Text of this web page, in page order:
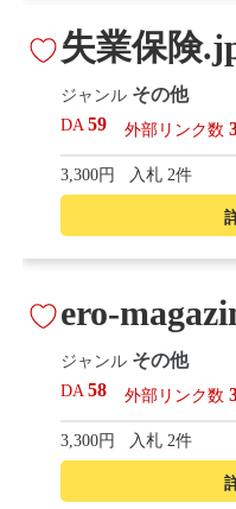
失業保険
ジャンル その他
DA59 外部リンク数
3,300円 入札 2件
ero-
ジャンル その他
DA58 外部リンク数
3,300円 入札 2件